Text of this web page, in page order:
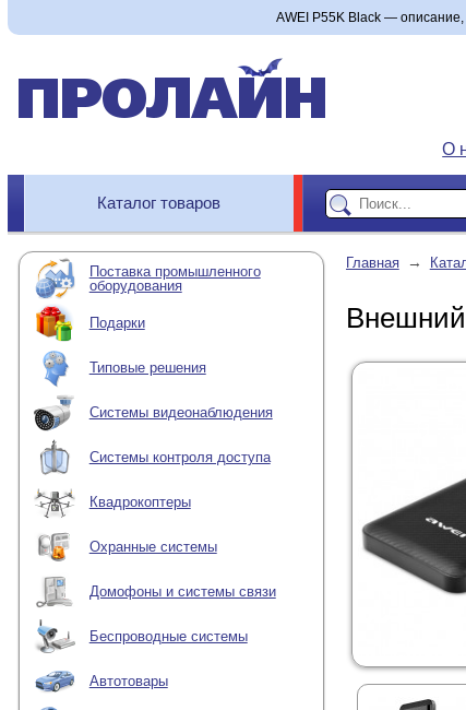
AWEI P55K Black — описание,
О
Каталог товаров
Поставка промышленного
оборудования
Подарки
Типовые решения
Системы видеонаблюдения
Системы контроля доступа
Квадрокоптеры
Охранные системы
Домофоны и системы связи
Беспроводные системы
Автотовары
Главная →
Внешний